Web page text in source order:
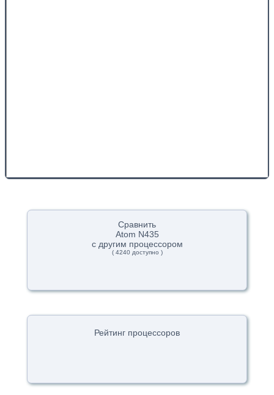
Сравнить
Atom N435
с другим процессором
( 4240 доступно )
Рейтинг процессоров